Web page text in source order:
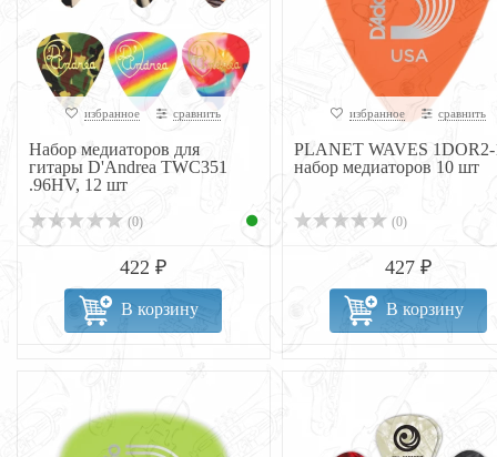
избранное сравнить
Набор медиаторов для
гитары D'Andrea TWC351
.96HV, 12 шт
(0)
422 ₽
В корзину
избранное сравнить
PLANET WAVES 1DOR2-
набор медиаторов 10 шт
(0)
427 ₽
В корзину